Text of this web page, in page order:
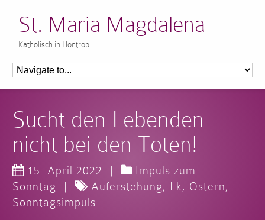
St. Maria Magdalena
Katholisch in Höntrop
Sucht den Lebenden
nicht bei den Toten!
15. April 2022 |
Impuls zum
Sonntag
| Auferstehung, Lk, Ostern,
Sonntagsimpuls